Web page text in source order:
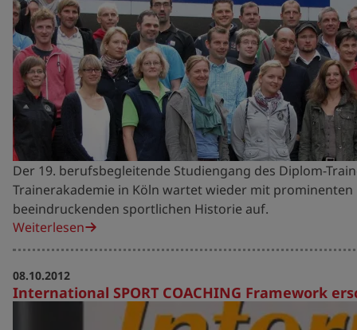
Der 19. berufsbegleitende Studiengang des Diplom-
Trainerakademie in Köln wartet wieder mit prominenten
beeindruckenden sportlichen Historie auf.
Weiterlesen
International SPORT COACHING Framework
08.10.2012